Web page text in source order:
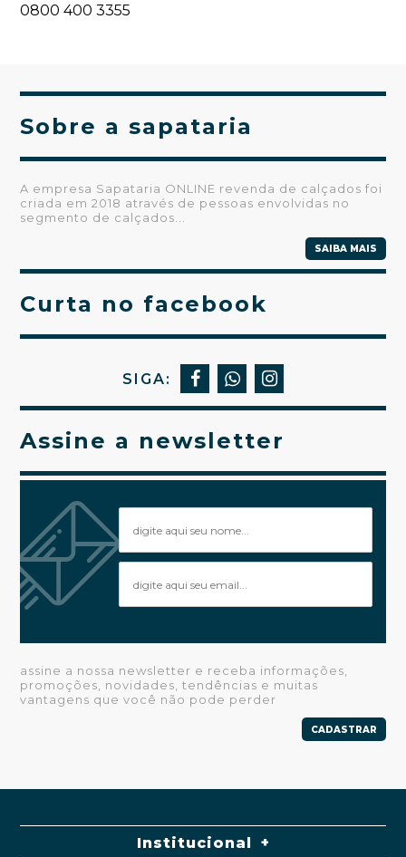
0800 400 3355
Sobre a sapataria
A empresa Sapataria ONLINE revenda de calçados foi
criada em 2018 através de pessoas envolvidas no
segmento de calçados...
SAIBA MAIS
Curta no facebook
SIGA:
Assine a newsletter
assine a nossa newsletter e receba informações,
promoções, novidades, tendências e muitas
vantagens que você não pode perder
CADASTRAR
Institucional